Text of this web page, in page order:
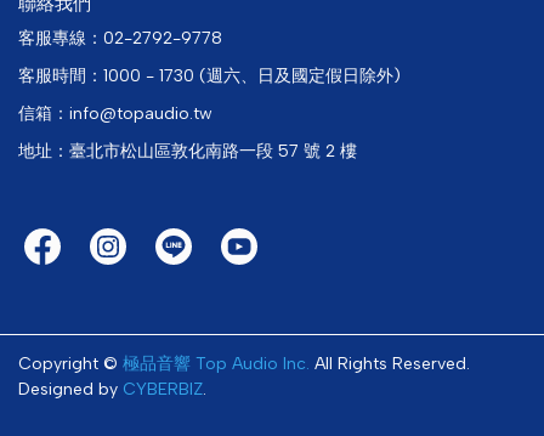
客服專線：02-2792-9778
客服時間：1000 - 1730 (週六、日及國定假日除外)
信箱：info@topaudio.tw
地址：臺北市松山區敦化南路一段 57 號 2 樓
Copyright © 極品音響 Top Audio Inc. All Rights Reserved.
Designed by CYBERBIZ.